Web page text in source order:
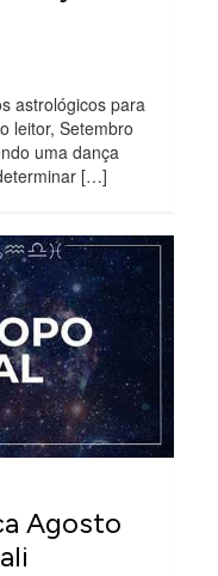
astrológicos para
leitor, Setembro
uma dança
[…]
Agosto